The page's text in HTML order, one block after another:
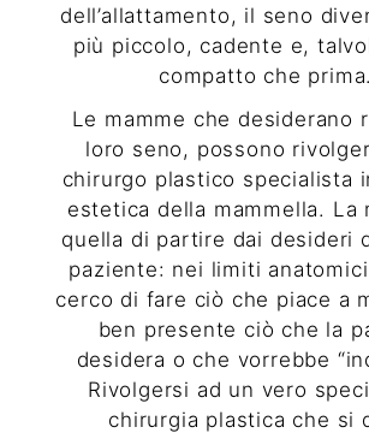
dell’allattamento, il seno
più piccolo, cadente e,
compatto che prima.
Le mamme che desiderano
loro seno, possono
chirurgo plastico specialista
estetica della mammella. La
quella di partire dai desideri
paziente: nei limiti
cerco di fare ciò che piace a
ben presente ciò che la
desidera o che vorrebbe
Rivolgersi ad un vero
chirurgia plastica che si